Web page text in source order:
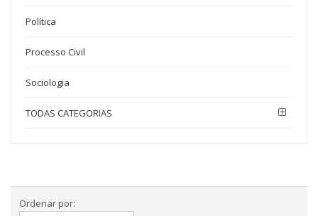
Política
Processo Civil
Sociologia
TODAS CATEGORIAS
Ordenar por: